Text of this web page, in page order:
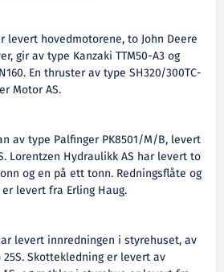
levert hovedmotorene, to John Deere
gir av type Kanzaki TTM50-A3 og
En thruster av type SH320/300TC-
Motor AS.
av type Palfinger PK8501/M/B, levert
Lorentzen Hydraulikk AS har levert to
og en på ett tonn. Redningsflåte og
levert fra Erling Haug.
levert innredningen i styrehuset, av
Skottekledning er levert av